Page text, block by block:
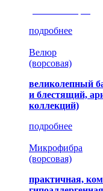
подробнее
Велюр
(ворсовая)
великолепный
и блестящий,
коллекций)
подробнее
Микрофибра
(ворсовая)
практичная,